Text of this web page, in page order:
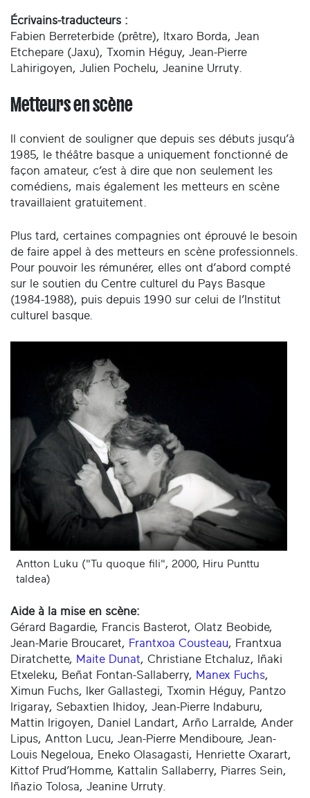
Écrivains-traducteurs :
Fabien Berreterbide (prêtre), Itxaro Borda, Jean
Etchepare (Jaxu), Txomin Héguy, Jean-Pierre
Lahirigoyen, Julien Pochelu, Jeanine Urruty.
Metteurs en scène
Il convient de souligner que depuis ses débuts jusqu’à
1985, le théâtre basque a uniquement fonctionné de
façon amateur, c’est à dire que non seulement les
comédiens, mais également les metteurs en scène
travaillaient gratuitement.
Plus tard, certaines compagnies ont éprouvé le besoin
de faire appel à des metteurs en scène professionnels.
Pour pouvoir les rémunérer, elles ont d’abord compté
sur le soutien du Centre culturel du Pays Basque
(1984-1988), puis depuis 1990 sur celui de l’Institut
culturel basque.
Antton Luku ("Tu quoque fili", 2000, Hiru Punttu
taldea)
Aide à la mise en scène:
Gérard Bagardie, Francis Basterot, Olatz Beobide,
Jean-Marie Broucaret, Frantxoa Cousteau, Frantxua
Diratchette, Maite Dunat, Christiane Etchaluz, Iñaki
Etxeleku, Beñat Fontan-Sallaberry, Manex Fuchs,
Ximun Fuchs, Iker Gallastegi, Txomin Héguy, Pantzo
Irigaray, Sebaxtien Ihidoy, Jean-Pierre Indaburu,
Mattin Irigoyen, Daniel Landart, Arño Larralde, Ander
Lipus, Antton Lucu, Jean-Pierre Mendiboure, Jean-
Louis Negeloua, Eneko Olasagasti, Henriette Oxarart,
Kittof Prud’Homme, Kattalin Sallaberry, Piarres Sein,
Iñazio Tolosa, Jeanine Urruty.